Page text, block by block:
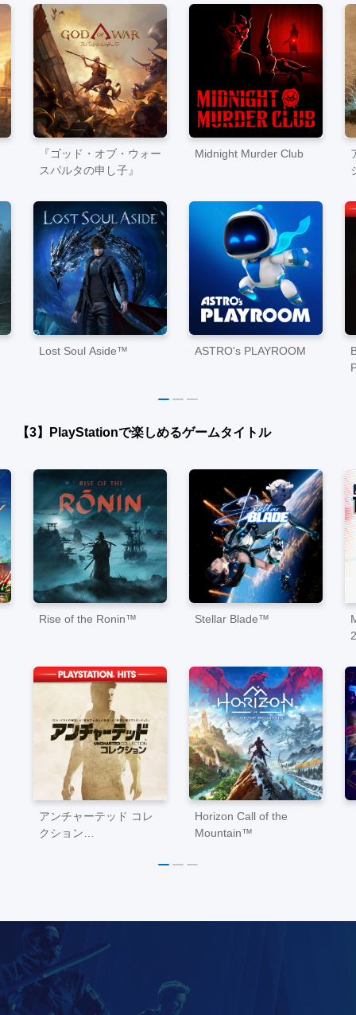
『ゴッド・オブ・ウォー
スパルタの申し子』
Midnight Murder Club
Lost Soul Aside™ ASTRO's PLAYROOM
【3】PlayStationで楽しめるゲームタイトル
Rise of the Ronin™ Stellar Blade™
アンチャーテッド コレ
クション
Horizon Call of the
Mountain™